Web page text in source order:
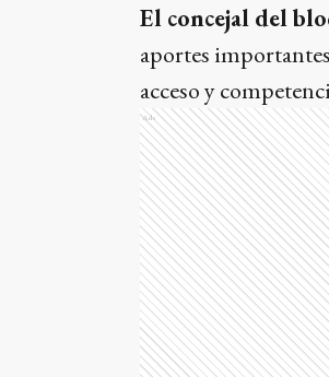
El concejal del
aportes
acceso y
Ads